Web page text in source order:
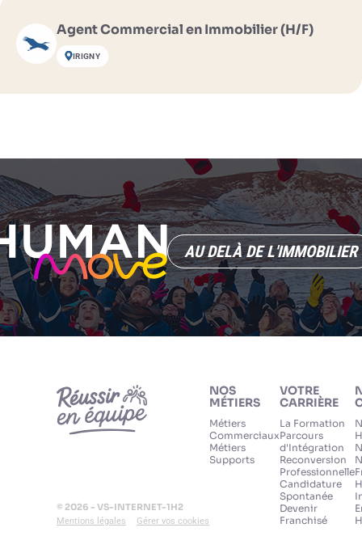
Agent Commercial en Immobilier (H/F)
IRIGNY
AU DELÀ DE L'IMMOBILIER
© 2026 - VS-INTERNET-1H2
Mentions légales Gérer vos cookies
NOS
MÉTIERS
Métiers
Commerciaux
Métiers
Supports
VOTRE
CARRIÈRE
La Formation
Parcours
d'Intégration
Reconversion
Professionnelle
Candidature
Spontanée
Devenir
Franchisé